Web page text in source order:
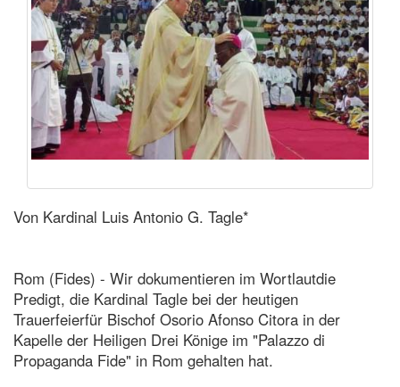
Von Kardinal Luis Antonio G. Tagle*
Rom (Fides) - Wir dokumentieren im Wortlautdie
Predigt, die Kardinal Tagle bei der heutigen
Trauerfeierfür Bischof Osorio Afonso Citora in der
Kapelle der Heiligen Drei Könige im "Palazzo di
Propaganda Fide" in Rom gehalten hat.